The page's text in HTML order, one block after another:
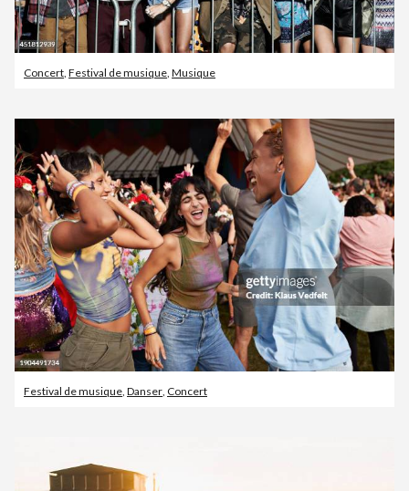
Concert Festival de musique Musique
Festival de musique, Danser, Concert